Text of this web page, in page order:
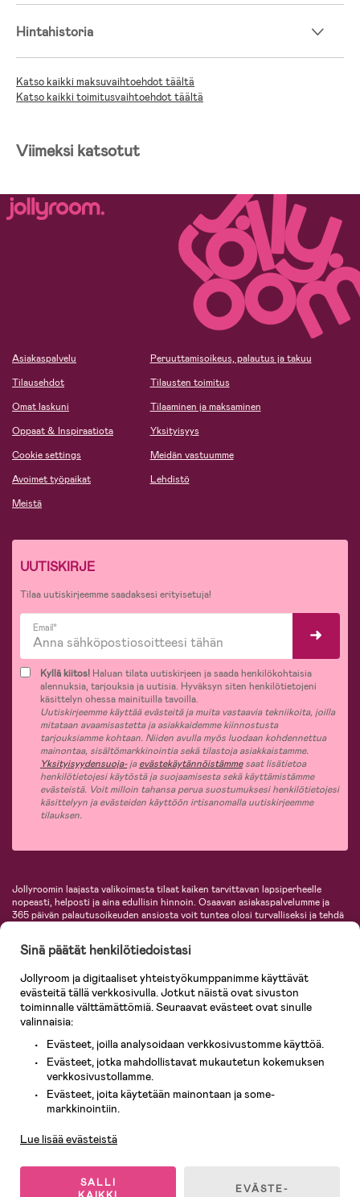
Hintahistoria
Katso kaikki maksuvaihtoehdot täältä
Katso kaikki toimitusvaihtoehdot täältä
Viimeksi katsotut
Asiakaspalvelu
Tilausehdot
Omat laskuni
Oppaat & Inspiraatiota
Cookie settings
Avoimet työpaikat
Meistä
Peruuttamisoikeus, palautus ja takuu
Tilausten toimitus
Tilaaminen ja maksaminen
Yksityisyys
Meidän vastuumme
Lehdistö
UUTISKIRJE
Tilaa uutiskirjeemme saadaksesi erityisetuja!
Email*
Kyllä kiitos! Haluan tilata uutiskirjeen ja saada henkilökohtaisia
alennuksia, tarjouksia ja uutisia. Hyväksyn siten henkilötietojeni
käsittelyn ohessa mainituilla tavoilla.
Uutiskirjeemme käyttää evästeitä ja muita vastaavia tekniikoita, joilla
mitataan avaamisastetta ja asiakkaidemme kiinnostusta
tarjouksiamme kohtaan. Niiden avulla myös luodaan kohdennettua
mainontaa, sisältömarkkinointia sekä tilastoja asiakkaistamme.
Yksityisyydensuoja-jaevästekäytännöistämmesaat lisätietoa
henkilötietojesi käytöstä ja suojaamisesta sekä käyttämistämme
evästeistä. Voit milloin tahansa perua suostumuksesi henkilötietojesi
käsittelyyn ja evästeiden käyttöön irtisanomalla uutiskirjeemme
tilauksen.
Jollyroomin laajasta valikoimasta tilaat kaiken tarvittavan lapsiperheelle
nopeasti, helposti ja aina edullisin hinnoin. Osaavan asiakaspalvelumme ja
365 päivän palautusoikeuden ansiosta voit tuntea olosi turvalliseksi ja tehdä
lastentarvikkeita sekä paljon muuta. Meiltä löydät lukuisia tunnettuja
KidKraft, Ergobaby, Philips Avent, Neonate, Cybex, LEGO ja monia muita!
Tervetuloa shoppailemaan Pohjoismaiden suurimpaan lastentarvikkeiden
verkkokauppaan!
Sinä päätät henkilötiedoistasi
Jollyroom ja digitaaliset yhteistyökumppanimme käyttävät
evästeitä tällä verkkosivulla. Jotkut näistä ovat sivuston
toiminnalle välttämättömiä. Seuraavat evästeet ovat sinulle
valinnaisia:
Evästeet, joilla analysoidaan verkkosivustomme käyttöä.
Evästeet, jotka mahdollistavat mukautetun kokemuksen
verkkosivustollamme.
Evästeet, joita käytetään mainontaan ja some-
markkinointiin.
Lue lisää evästeistä
SALLI
EVÄSTE-